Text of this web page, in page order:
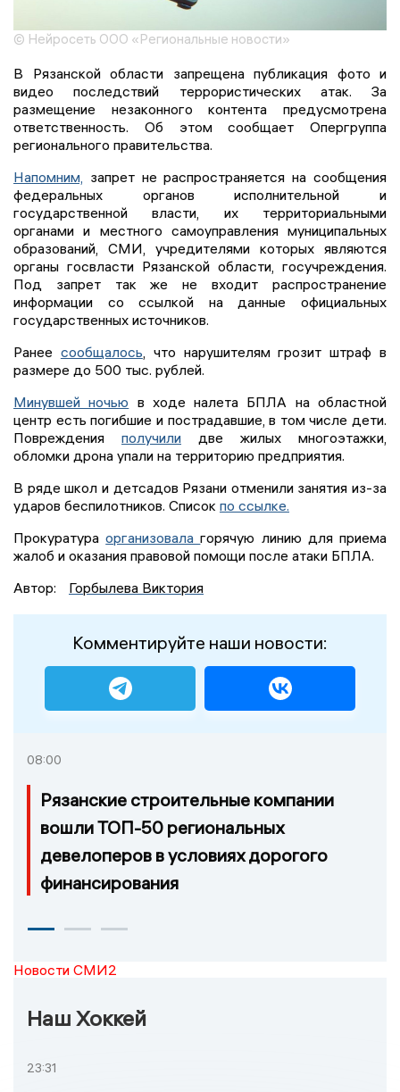
© Нейросеть ООО «Региональные новости»
В Рязанской области запрещена публикация фото и
видео последствий террористических атак. За
размещение незаконного контента предусмотрена
ответственность. Об этом сообщает Опергруппа
регионального правительства.
Напомним, запрет не распространяется на сообщения
федеральных органов исполнительной и
государственной власти, их территориальными
органами и местного самоуправления муниципальных
образований, СМИ, учредителями которых являются
органы госвласти Рязанской области, госучреждения.
Под запрет так же не входит распространение
информации со ссылкой на данные официальных
государственных источников.
Ранее сообщалось, что нарушителям грозит штраф в
размере до 500 тыс. рублей.
Минувшей ночью в ходе налета БПЛА на областной
центр есть погибшие и пострадавшие, в том числе дети.
Повреждения получили две жилых многоэтажки,
обломки дрона упали на территорию предприятия.
В ряде школ и детсадов Рязани отменили занятия из-за
ударов беспилотников. Список по ссылке.
Прокуратураорганизовалагорячую линию для приема
жалоб и оказания правовой помощи после атаки БПЛА.
Автор:
Горбылева Виктория
Комментируйте наши новости:
08:00
Рязанские строительные компании
вошли ТОП-50 региональных
девелоперов в условиях дорогого
финансирования
Новости СМИ2
Наш Хоккей
23:31